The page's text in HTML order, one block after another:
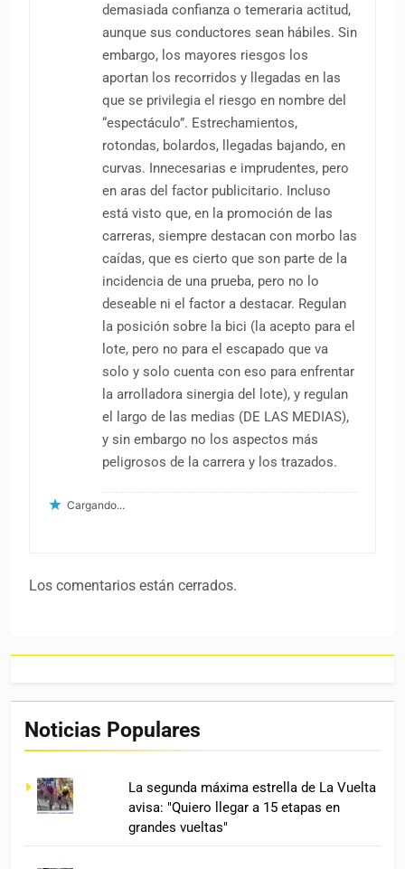
demasiada confianza o temeraria actitud,
aunque sus conductores sean hábiles. Sin
embargo, los mayores riesgos los
aportan los recorridos y llegadas en las
que se privilegia el riesgo en nombre del
“espectáculo”. Estrechamientos,
rotondas, bolardos, llegadas bajando, en
curvas. Innecesarias e imprudentes, pero
en aras del factor publicitario. Incluso
está visto que, en la promoción de las
carreras, siempre destacan con morbo las
caídas, que es cierto que son parte de la
incidencia de una prueba, pero no lo
deseable ni el factor a destacar. Regulan
la posición sobre la bici (la acepto para el
lote, pero no para el escapado que va
solo y solo cuenta con eso para enfrentar
la arrolladora sinergia del lote), y regulan
el largo de las medias (DE LAS MEDIAS),
y sin embargo no los aspectos más
peligrosos de la carrera y los trazados.
Cargando...
Los comentarios están cerrados.
Noticias Populares
La segunda máxima estrella de La Vuelta
avisa: "Quiero llegar a 15 etapas en
grandes vueltas"